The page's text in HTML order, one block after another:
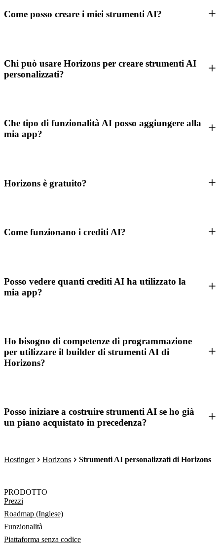
Come posso creare i miei strumenti AI?
Chi può usare Horizons per creare strumenti AI
personalizzati?
Che tipo di funzionalità AI posso aggiungere alla
mia app?
Horizons è gratuito?
Come funzionano i crediti AI?
Posso vedere quanti crediti AI ha utilizzato la
mia app?
Ho bisogno di competenze di programmazione
per utilizzare il builder di strumenti AI di
Horizons?
Posso iniziare a costruire strumenti AI se ho già
un piano acquistato in precedenza?
Hostinger Horizons Strumenti AI personalizzati di Horizons
PRODOTTO
Prezzi
Roadmap (Inglese)
Funzionalità
Piattaforma senza codice